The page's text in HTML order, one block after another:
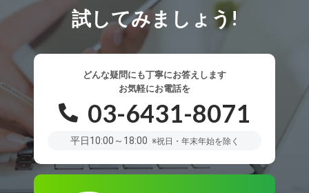
試してみましょう!
どんな疑問にも丁寧にお答えします
お気軽にお電話を
03-6431-8071
平日10:00～18:00 ※祝日・年末年始を除く